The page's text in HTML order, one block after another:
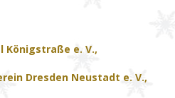
Königstraße e. V.,
Dresden Neustadt e. V.,